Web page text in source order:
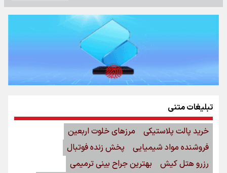
تبلیغات متنی
خرید پالت پلاستیکی
مرزهای خلوت اربعین
فروشنده مواد شیمیایی
پخش زنده فوتبال
رزرو هتل کیش
بهترین جراح بینی ترمیمی